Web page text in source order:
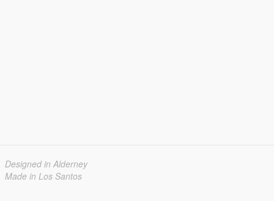
Designed in Alderney
Made in Los Santos